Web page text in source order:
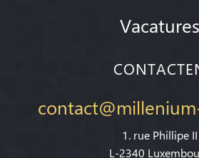
Vacatures
1. rue Phillipe II
L-2340